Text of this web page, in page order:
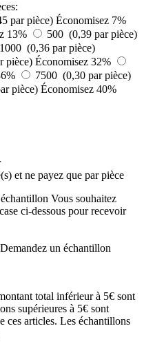
par pièce) Économisez 7%
13%
500 (0,39 par pièce)
1000 (0,36 par pièce)
pièce) Économisez 32%
7500 (0,30 par pièce)
pièce) Économisez 40%
et ne payez que par pièce
Vous souhaitez
ci-dessous pour recevoir
un échantillon
total inférieur à 5€ sont
supérieures à 5€ sont
ces articles. Les échantillons